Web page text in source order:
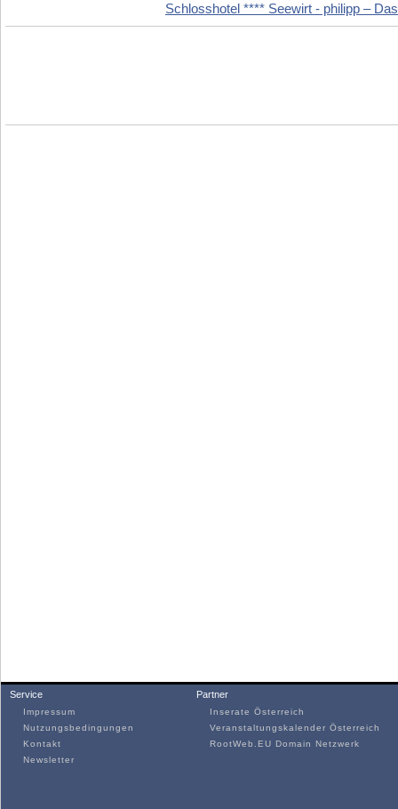
Schlosshotel **** Seewirt - philipp –
Service
Impressum
Nutzungsbedingungen
Kontakt
Newsletter
Partner
Inserate Österreich
Veranstaltungskalender Österreich
RootWeb.EU Domain Netzwerk